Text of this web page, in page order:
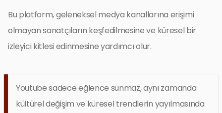
Bu platform, geleneksel medya kanallarına erişimi
olmayan sanatçıların keşfedilmesine ve küresel bir
izleyici kitlesi edinmesine yardımcı olur.
Youtube sadece eğlence sunmaz, aynı zamanda
kültürel değişim ve küresel trendlerin yayılmasında